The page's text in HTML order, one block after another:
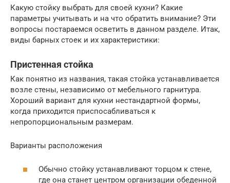
Какую стойку выбрать для своей кухни? Какие
параметры учитывать и на что обратить внимание? Эти
вопросы постараемся осветить в данном разделе. Итак,
виды барных стоек и их характеристики:
Пристенная стойка
Как понятно из названия, такая стойка устанавливается
возле стены, независимо от мебельного гарнитура.
Хороший вариант для кухни нестандартной формы,
когда приходится приспосабливаться к
непропорциональным размерам.
Варианты расположения
Обычно стойку устанавливают торцом к стене,
где она станет центром организации обеденной